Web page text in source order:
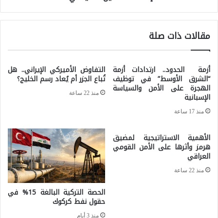
ا
ل
ا
ن
ت
خ
ا
ي
:
ل
ب
ج
ا
ز
ي
ة
ل
س
و
مقالات ذات صلة
أزمة الحدود.. ارتدادات أزمة
“الشرق الأوسط” في توظيف
الهجرة على الأمن والسياسة
الإسبانية
منذ 17 ساعة
التفاوض الأميركي الإيراني.. هل
تُباع الجزر أم يُعاد رسم الخليج؟
منذ 22 ساعة
الأهمية الاستراتيجية لمضيق
هرمز وأثرها على الأمن القومي
العراقي
منذ 22 ساعة
الحصة التركية البالغة 15% في
حقول نفط كركوك
منذ 3 أيام